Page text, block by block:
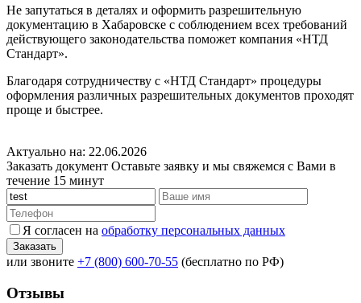
Не запутаться в деталях и оформить разрешительную
документацию в Хабаровске с соблюдением всех требований
действующего законодательства поможет компания «НТД
Стандарт».
Благодаря сотрудничеству с «НТД Стандарт» процедуры
оформления различных разрешительных документов проходят
проще и быстрее.
Актуально на: 22.06.2026
Заказать документ Оставьте заявку и мы свяжемся с Вами в
течение 15 минут
Я согласен на обработку персональных данных
или звоните +7 (800) 600-70-55 (бесплатно по РФ)
Отзывы